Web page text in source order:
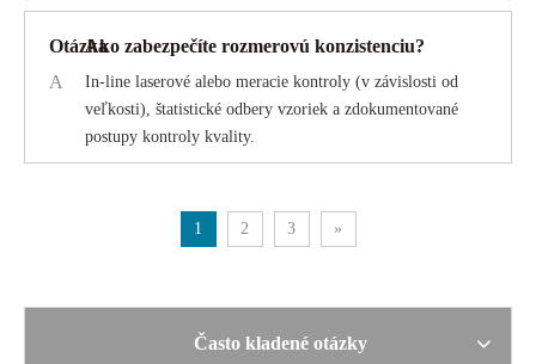
OtázkaAko zabezpečíte rozmerovú konzistenciu?
A
In-line laserové alebo meracie kontroly (v závislosti od
veľkosti), štatistické odbery vzoriek a zdokumentované
postupy kontroly kvality.
1 2 3 »
Často kladené otázky